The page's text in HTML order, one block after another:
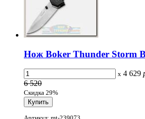
Нож Boker Thunder Storm
x 4 629
6 520
Скидка 29%